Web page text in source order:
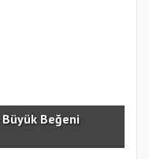
Beğeni